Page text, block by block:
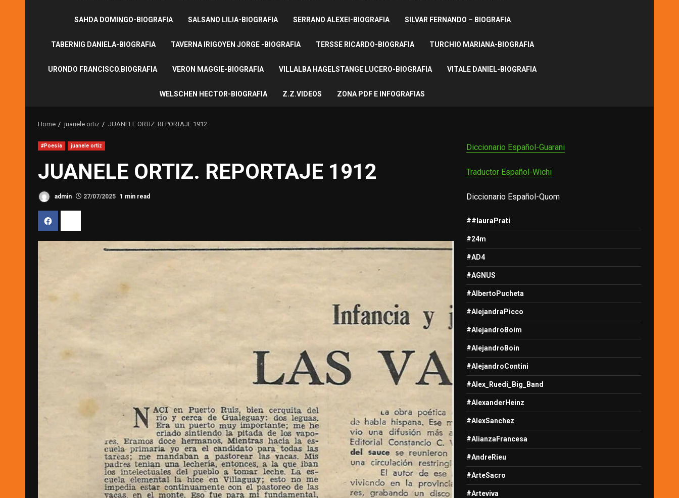
SAHDA DOMINGO-BIOGRAFIA SALSANO LILIA-BIOGRAFIA SERRANO ALEXEI-BIOGRAFIA SILVAR FERNANDO – BIOGRAFIA
TABERNIG DANIELA-BIOGRAFIA TAVERNA IRIGOYEN JORGE -BIOGRAFIA TERSSE RICARDO-BIOGRAFIA TURCHIO MARIANA-BIOGRAFIA
URONDO FRANCISCO.BIOGRAFIA VERON MAGGIE-BIOGRAFIA VILLALBA HAGELSTANGE LUCERO-BIOGRAFIA VITALE DANIEL-BIOGRAFIA
WELSCHEN HECTOR-BIOGRAFIA Z.Z.VIDEOS ZONA PDF E INFOGRAFIAS
Home juanele ortiz JUANELE ORTIZ. REPORTAJE 1912
#Poesía juanele ortiz
JUANELE ORTIZ. REPORTAJE 1912
admin 27/07/2025 1 min read
Diccionario Español-Guarani
Traductor Español-Wichi
Diccionario Español-Quom
##lauraPrati
#24m
#AD4
#AGNUS
#AlbertoPucheta
#AlejandraPicco
#AlejandroBoim
#AlejandroBoin
#AlejandroContini
#Alex_Ruedi_Big_Band
#AlexanderHeinz
#AlexSanchez
#AlianzaFrancesa
#AndreRieu
#ArteSacro
#Arteviva